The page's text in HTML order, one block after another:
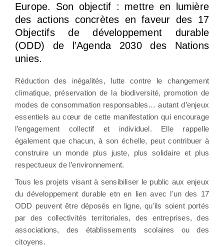
Europe. Son objectif : mettre en lumière
des actions concrètes en faveur des 17
Objectifs de développement durable
(ODD) de l’Agenda 2030 des Nations
unies.
Réduction des inégalités, lutte contre le changement
climatique, préservation de la biodiversité, promotion de
modes de consommation responsables… autant d’enjeux
essentiels au cœur de cette manifestation qui encourage
l’engagement collectif et individuel. Elle rappelle
également que chacun, à son échelle, peut contribuer à
construire un monde plus juste, plus solidaire et plus
respectueux de l’environnement.
Tous les projets visant à sensibiliser le public aux enjeux
du développement durable etn en lien avec l'un des 17
ODD peuvent être déposés en ligne, qu’ils soient portés
par des collectivités territoriales, des entreprises, des
associations, des établissements scolaires ou des
citoyens.